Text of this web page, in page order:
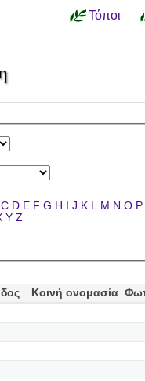
Τόποι
C D E F G H I J K L M N O P
Y Z
Κοινή ονομασία